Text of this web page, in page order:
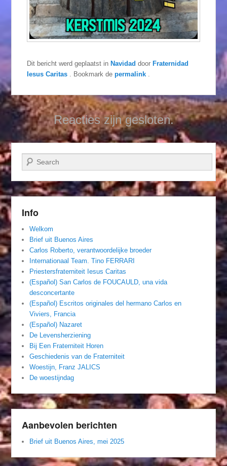
Dit bericht werd geplaatst inNavidad doorFraternidad
Iesus Caritas
. Bookmark depermalink
Reacties zijn gesloten.
Zoeken
Info
Welkom
Brief uit Buenos Aires
Carlos Roberto, verantwoordelijke broeder
Internationaal Team. Tino FERRARI
Priestersfraterniteit Iesus Caritas
(Español) San Carlos de FOUCAULD, una vida
desconcertante
(Español) Escritos originales del hermano Carlos en
Viviers, Francia
(Español) Nazaret
De Levensherziening
Bij Een Fraterniteit Horen
Geschiedenis van de Fraterniteit
Woestijn, Franz JALICS
De woestijndag
Aanbevolen berichten
Brief uit Buenos Aires, mei 2025